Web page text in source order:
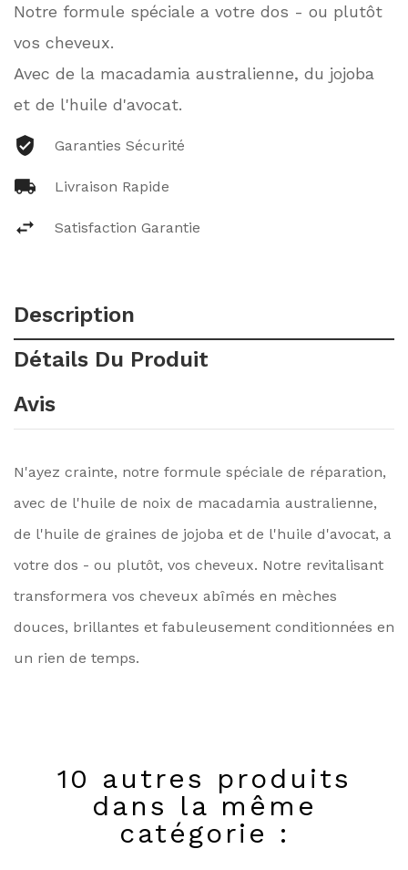
Notre formule spéciale a votre dos - ou plutôt
vos cheveux.
Avec de la macadamia australienne, du jojoba
et de l'huile d'avocat.
Garanties Sécurité
Livraison Rapide
Satisfaction Garantie
Description
Détails Du Produit
Avis
N'ayez crainte, notre formule spéciale de réparation,
avec de l'huile de noix de macadamia australienne,
de l'huile de graines de jojoba et de l'huile d'avocat, a
votre dos - ou plutôt, vos cheveux. Notre revitalisant
transformera vos cheveux abîmés en mèches
douces, brillantes et fabuleusement conditionnées en
un rien de temps.
10 autres produits
dans la même
catégorie :